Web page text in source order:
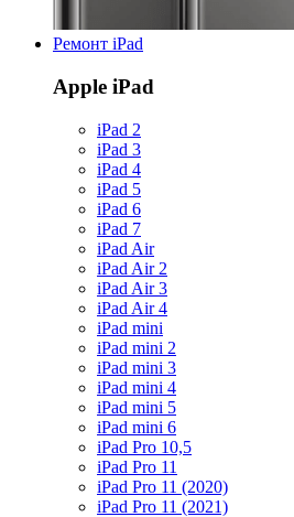
Ремонт iPad
Apple iPad
iPad 2
iPad 3
iPad 4
iPad 5
iPad 6
iPad 7
iPad Air
iPad Air 2
iPad Air 3
iPad Air 4
iPad mini
iPad mini 2
iPad mini 3
iPad mini 4
iPad mini 5
iPad mini 6
iPad Pro 10,5
iPad Pro 11
iPad Pro 11 (2020)
iPad Pro 11 (2021)